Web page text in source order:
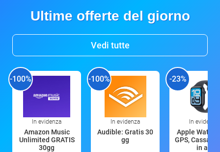
Ultime offerte del giorno
Vedi tutte
-100%
In evidenza
Amazon Music
Unlimited GRATIS
30gg
-100%
In evidenza
Audible: Gratis 30
gg
-23%
In evidenza
Apple Watch
GPS, Cassa
in all